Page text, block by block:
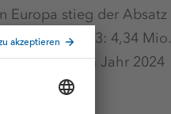
Europa stieg der Absatz
Mio. t (2023: 4,34 Mio.
konnte im Jahr 2024